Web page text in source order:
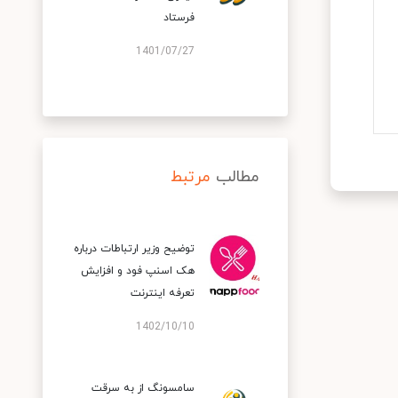
فرستاد
1401/07/27
مطالب مرتبط
توضیح وزیر ارتباطات درباره
هک اسنپ‌ فود و افزایش
تعرفه اینترنت
1402/10/10
سامسونگ از به سرقت